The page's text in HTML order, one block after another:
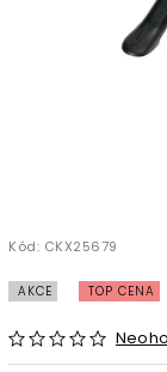
Kód: CKX25679
AKCE TOP CENA